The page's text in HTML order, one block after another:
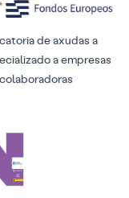
de axudas a
a empresas